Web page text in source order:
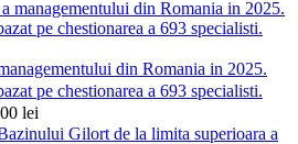
din Romania in 2025.
pe chestionarea a 693 specialisti.
lei